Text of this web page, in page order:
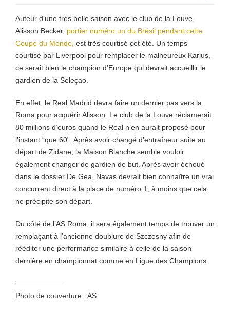
Auteur d’une très belle saison avec le club de la Louve,
Alisson Becker, portier numéro un du Brésil pendant cette
Coupe du Monde, est très courtisé cet été. Un temps
courtisé par Liverpool pour remplacer le malheureux Karius,
ce serait bien le champion d’Europe qui devrait accueillir le
gardien de la Seleçao.
En effet, le Real Madrid devra faire un dernier pas vers la
Roma pour acquérir Alisson. Le club de la Louve réclamerait
80 millions d’euros quand le Real n’en aurait proposé pour
l’instant “que 60”. Après avoir changé d’entraîneur suite au
départ de Zidane, la Maison Blanche semble vouloir
également changer de gardien de but. Après avoir échoué
dans le dossier De Gea, Navas devrait bien connaître un vrai
concurrent direct à la place de numéro 1, à moins que cela
ne précipite son départ.
Du côté de l’AS Roma, il sera également temps de trouver un
remplaçant à l’ancienne doublure de Szczesny afin de
rééditer une performance similaire à celle de la saison
dernière en championnat comme en Ligue des Champions.
——————–
Photo de couverture : AS